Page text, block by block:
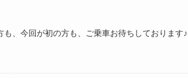
も、今回が初の方も、ご乗車お待ちしております♪